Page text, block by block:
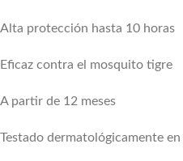
Alta protección hasta 10 horas
Eficaz contra el mosquito tigre
A partir de 12 meses
Testado dermatológicamente en